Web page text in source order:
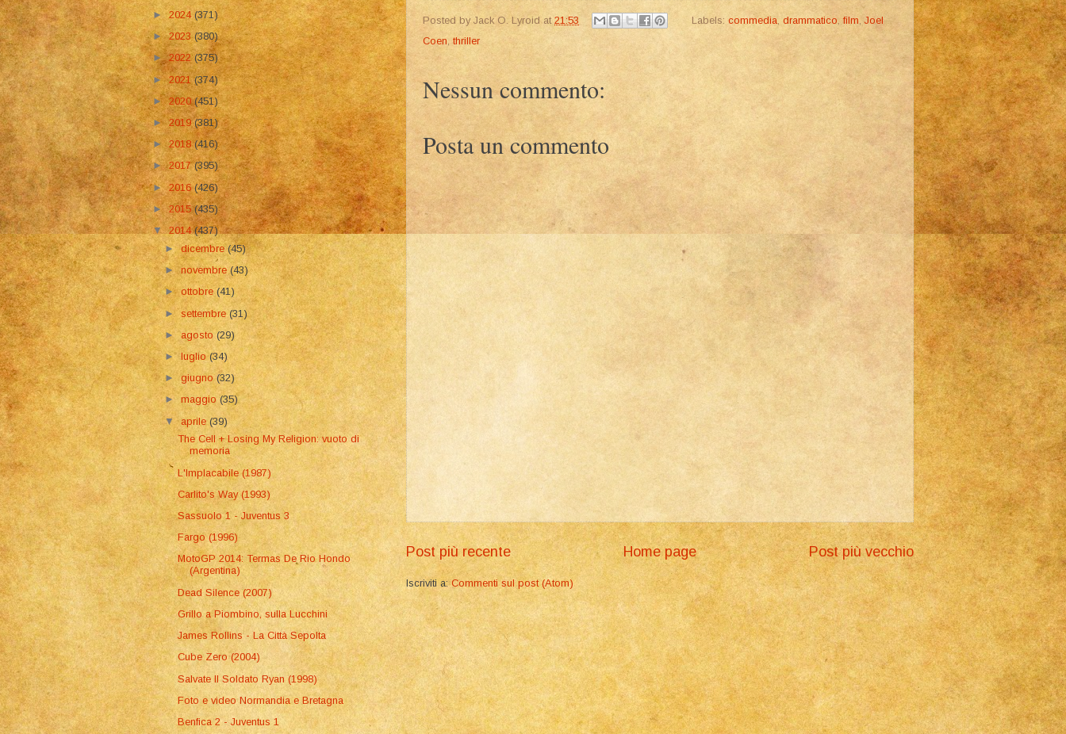
Posted by Jack O. Lyroid at 21:53 Labels: commedia drammatico ,film ,Joel
Coen, thriller
Nessun commento:
Posta un commento
Post più recente Post più vecchio
Home page
Iscriviti a:Commenti sul post (Atom)
►2024 (371)
►2023(380)
►2022 (375)
►2021(374)
►2020(451)
►2019(381)
►2018(416)
►2017(395)
►2016(426)
►2015(435)
▼2014(437)
►dicembre(45)
►novembre(43)
►ottobre(41)
►settembre(31)
►agosto(29)
►luglio(34)
►giugno(32)
►maggio(35)
▼aprile(39)
The Cell + Losing My Religion: vuoto di
memoria
L'Implacabile (1987)
Carlito's Way (1993)
Sassuolo 1 - Juventus 3
Fargo (1996)
MotoGP 2014: Termas De Rio Hondo
(Argentina)
Dead Silence (2007)
Grillo a Piombino, sulla Lucchini
James Rollins - La Città Sepolta
Cube Zero (2004)
Salvate Il Soldato Ryan (1998)
Foto e video Normandia e Bretagna
Benfica 2 - Juventus 1